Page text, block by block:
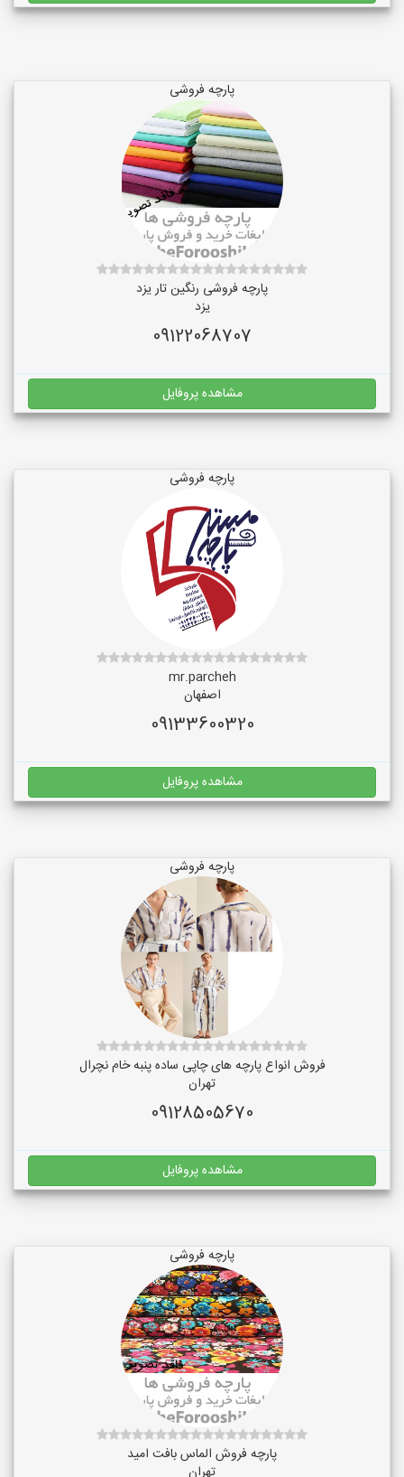
پارچه فروشی
پارچه فروشی رنگین تار یزد
یزد
09122068707
مشاهده پروفایل
پارچه فروشی
mr.parcheh
اصفهان
09133600320
مشاهده پروفایل
پارچه فروشی
فروش انواع پارچه های چاپی ساده پنبه خام نچرال
تهران
09128505670
مشاهده پروفایل
پارچه فروشی
پارچه فروش الماس بافت امید
تهران